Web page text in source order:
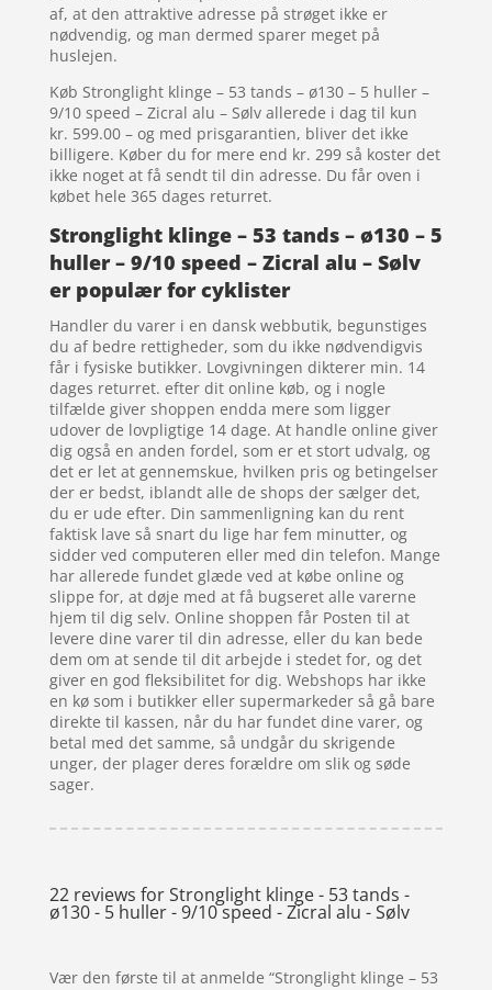
af, at den attraktive adresse på strøget ikke er
nødvendig, og man dermed sparer meget på
huslejen.
Køb Stronglight klinge – 53 tands – ø130 – 5 huller –
9/10 speed – Zicral alu – Sølv allerede i dag til kun
kr. 599.00 – og med prisgarantien, bliver det ikke
billigere. Køber du for mere end kr. 299 så koster det
ikke noget at få sendt til din adresse. Du får oven i
købet hele 365 dages returret.
Stronglight klinge – 53 tands – ø130 – 5
huller – 9/10 speed – Zicral alu – Sølv
er populær for cyklister
Handler du varer i en dansk webbutik, begunstiges
du af bedre rettigheder, som du ikke nødvendigvis
får i fysiske butikker. Lovgivningen dikterer min. 14
dages returret. efter dit online køb, og i nogle
tilfælde giver shoppen endda mere som ligger
udover de lovpligtige 14 dage. At handle online giver
dig også en anden fordel, som er et stort udvalg, og
det er let at gennemskue, hvilken pris og betingelser
der er bedst, iblandt alle de shops der sælger det,
du er ude efter. Din sammenligning kan du rent
faktisk lave så snart du lige har fem minutter, og
sidder ved computeren eller med din telefon. Mange
har allerede fundet glæde ved at købe online og
slippe for, at døje med at få bugseret alle varerne
hjem til dig selv. Online shoppen får Posten til at
levere dine varer til din adresse, eller du kan bede
dem om at sende til dit arbejde i stedet for, og det
giver en god fleksibilitet for dig. Webshops har ikke
en kø som i butikker eller supermarkeder så gå bare
direkte til kassen, når du har fundet dine varer, og
betal med det samme, så undgår du skrigende
unger, der plager deres forældre om slik og søde
sager.
22 reviews forStronglight klinge - 53 tands -
ø130 - 5 huller - 9/10 speed - Zicral alu - Sølv
Vær den første til at anmelde “Stronglight klinge – 53